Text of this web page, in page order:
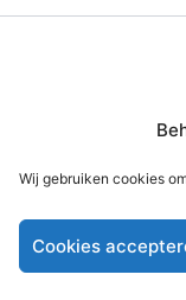
Wij gebruiken cookies
Cookies
WordPress thema